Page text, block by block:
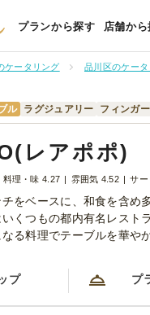
プランから探す 店舗から
ケータリング 品川区のケー
ル ラグジュアリー フィンガ
レアポポ)
料理・味 4.27 雰囲気 4.52 サー
をベースに、和食を含め
くつもの都内有名レスト
る料理でテーブルを華や
プ プ